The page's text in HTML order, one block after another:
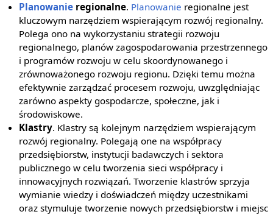
Planowanie regionalne. Planowanie regionalne jest
kluczowym narzędziem wspierającym rozwój regionalny.
Polega ono na wykorzystaniu strategii rozwoju
regionalnego, planów zagospodarowania przestrzennego
i programów rozwoju w celu skoordynowanego i
zrównoważonego rozwoju regionu. Dzięki temu można
efektywnie zarządzać procesem rozwoju, uwzględniając
zarówno aspekty gospodarcze, społeczne, jak i
środowiskowe.
Klastry. Klastry są kolejnym narzędziem wspierającym
rozwój regionalny. Polegają one na współpracy
przedsiębiorstw, instytucji badawczych i sektora
publicznego w celu tworzenia sieci współpracy i
innowacyjnych rozwiązań. Tworzenie klastrów sprzyja
wymianie wiedzy i doświadczeń między uczestnikami
oraz stymuluje tworzenie nowych przedsiębiorstw i miejsc